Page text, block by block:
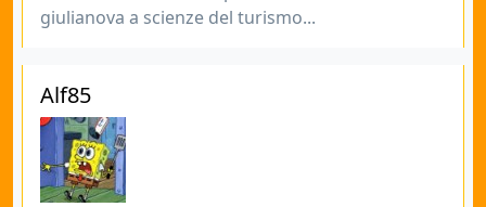
giulianova a scienze del turismo...
Alf85